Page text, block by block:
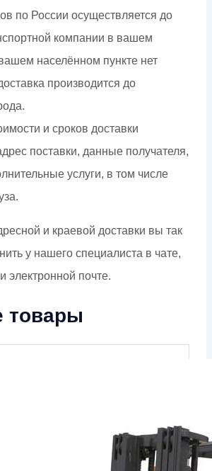
по России осуществляется до
компании в вашем
населённом пункте нет
производится до
и сроков доставки
поставки, данные получателя,
услуги, в том числе
и краевой доставки вы так
у нашего специалиста в чате,
электронной почте.
товары